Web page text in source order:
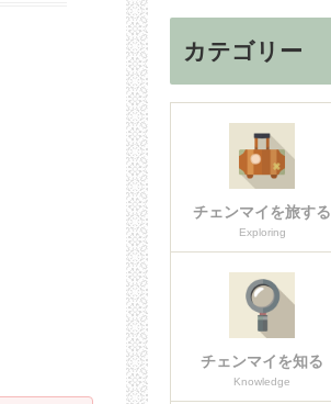
カテゴリー
チェンマイを旅する
Exploring
チェンマイを知る
Knowledge